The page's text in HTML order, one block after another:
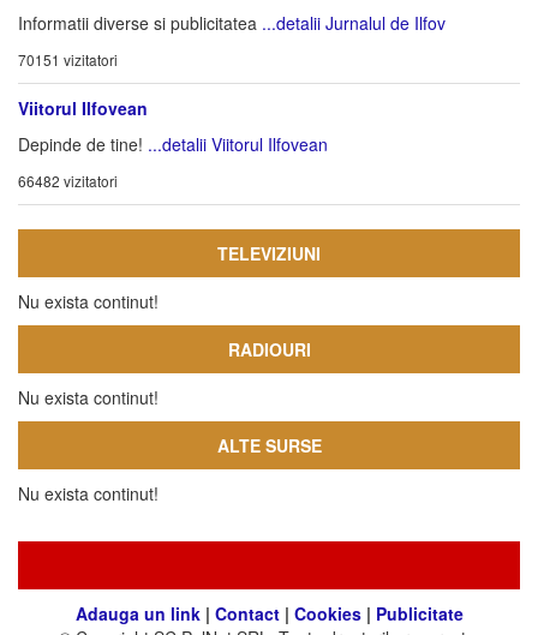
Informatii diverse si publicitatea ...detalii Jurnalul de Ilfov
70151 vizitatori
Viitorul Ilfovean
Depinde de tine! ...detalii Viitorul Ilfovean
66482 vizitatori
TELEVIZIUNI
Nu exista continut!
RADIOURI
Nu exista continut!
ALTE SURSE
Nu exista continut!
Adauga un link| Contact| Cookies| Publicitate